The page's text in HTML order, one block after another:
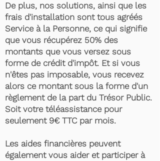
De plus, nos solutions, ainsi que les
frais d'installation sont tous agréés
Service à la Personne, ce qui signifie
que vous récupérez 50% des
montants que vous versez sous
forme de crédit d'impôt. Et si vous
n'êtes pas imposable, vous recevez
alors ce montant sous la forme d'un
règlement de la part du Trésor Public.
Soit votre téléassistance pour
seulement 9€ TTC par mois.
Les aides financières peuvent
également vous aider et participer à